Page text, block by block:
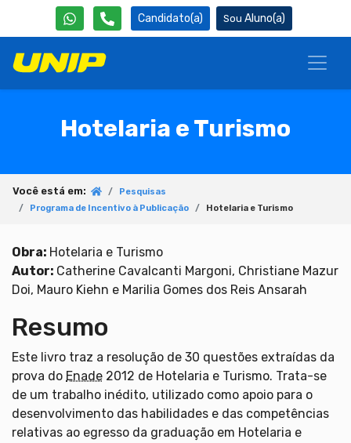
Candidato(a) Aluno(a)
Hotelaria e Turismo
Você está em:
Pesquisas
Programa de Incentivo à Publicação
Hotelaria e Turismo
Obra: Hotelaria e Turismo
Autor: Catherine Cavalcanti Margoni, Christiane Mazur
Doi, Mauro Kiehn e Marilia Gomes dos Reis Ansarah
Resumo
Este livro traz a resolução de 30 questões extraídas da
prova do Enade 2012 de Hotelaria e Turismo. Trata-se
de um trabalho inédito, utilizado como apoio para o
desenvolvimento das habilidades e das competências
relativas ao egresso da graduação em Hotelaria e